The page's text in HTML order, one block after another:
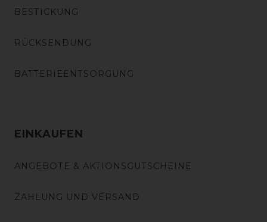
BESTICKUNG
RÜCKSENDUNG
BATTERIEENTSORGUNG
EINKAUFEN
ANGEBOTE & AKTIONSGUTSCHEINE
ZAHLUNG UND VERSAND